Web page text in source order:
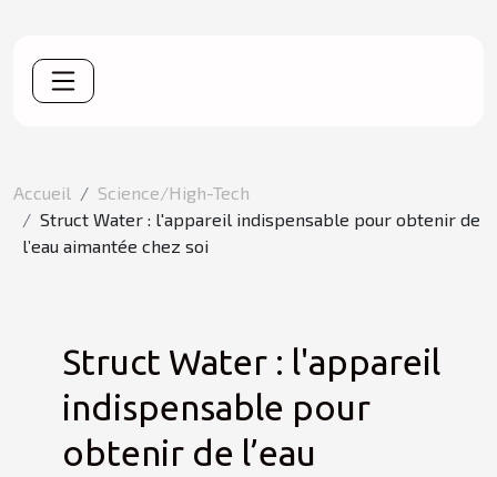
Accueil
Science/High-Tech
Struct Water : l'appareil indispensable pour obtenir de
l’eau aimantée chez soi
Struct Water : l'appareil
indispensable pour
obtenir de l’eau